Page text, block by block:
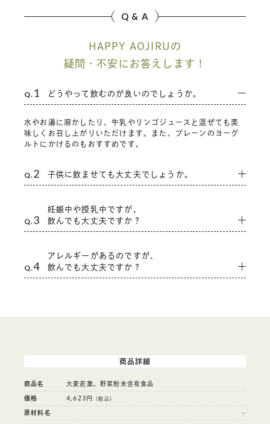
Q & A
HAPPY AOJIRUの
疑問・不安にお答えします！
Q. 1 どうやって飲むのが良いのでしょうか。
水やお湯に溶かしたり、牛乳やリンゴジュースと混ぜても美
味しくお召し上がりいただけます。また、プレーンのヨーグ
ルトにかけるのもおすすめです。
Q.2 子供に飲ませても大丈夫でしょうか。
になったら、はじめは少しずつ様子を見ながら飲ませてあげ
てください。
Q.3
妊娠中や授乳中ですが、
飲んでも大丈夫ですか？
の女性に必要なカルシウムや葉酸等の栄養素もバランス良く
含まれているので、安心してお召し上がりいただけます。た
Q.4
アレルギーがあるのですが、
飲んでも大丈夫ですか？
必ずご相談の上、お召し上がりください。
商品詳細
商品名 大麦若葉、野菜粉末含有食品
価格 4,623円 （税込）
原材料名